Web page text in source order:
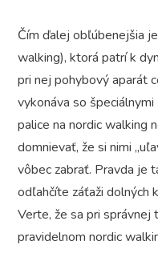
Čím ďalej obľúbenejšia
walking), ktorá patrí k
pri nej pohybový aparát
vykonáva so
palice na nordic walking
domnievať, že si nimi
vôbec zabrať. Pravda je
odľahčíte záťaži dolných
Verte, že sa pri správnej
pravidelnom nordic